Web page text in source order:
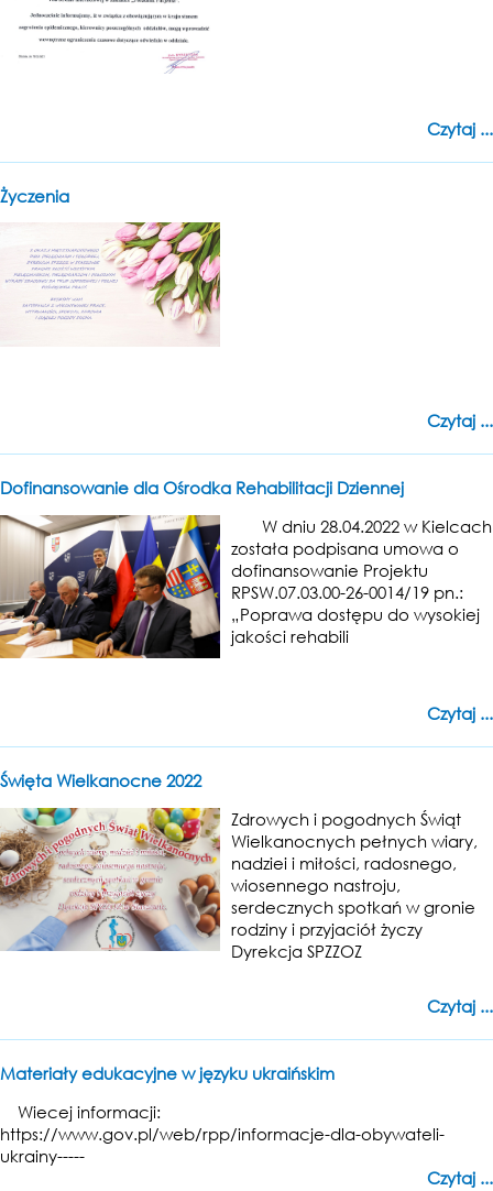
Czytaj ...
Życzenia
Czytaj ...
Dofinansowanie dla Ośrodka Rehabilitacji Dziennej
W dniu 28.04.2022 w Kielcach
została podpisana umowa o
dofinansowanie Projektu
RPSW.07.03.00-26-0014/19 pn.:
„Poprawa dostępu do wysokiej
jakości rehabili
Czytaj ...
Święta Wielkanocne 2022
Zdrowych i pogodnych Świąt
Wielkanocnych pełnych wiary,
nadziei i miłości, radosnego,
wiosennego nastroju,
serdecznych spotkań w gronie
rodziny i przyjaciół życzy
Dyrekcja SPZZOZ
Czytaj ...
Materiały edukacyjne w języku ukraińskim
Wiecej informacji:
https://www.gov.pl/web/rpp/informacje-dla-obywateli-
ukrainy-----
Czytaj ...